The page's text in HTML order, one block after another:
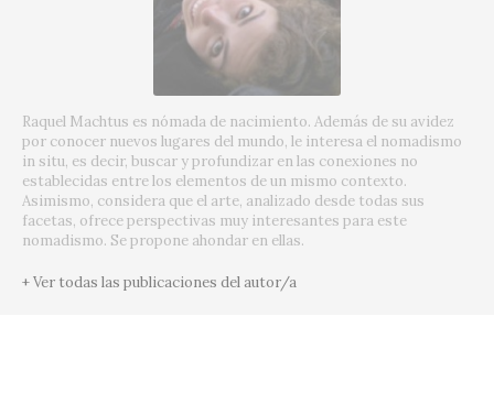
Raquel Machtus es nómada de nacimiento. Además de su avidez
por conocer nuevos lugares del mundo, le interesa el nomadismo
in situ, es decir, buscar y profundizar en las conexiones no
establecidas entre los elementos de un mismo contexto.
Asimismo, considera que el arte, analizado desde todas sus
facetas, ofrece perspectivas muy interesantes para este
nomadismo. Se propone ahondar en ellas.
+ Ver todas las publicaciones del autor/a